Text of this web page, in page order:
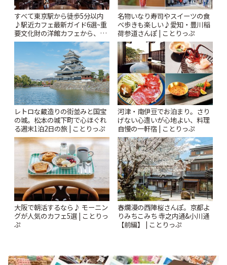
すべて東京駅から徒歩5分以内
♪駅近カフェ最新ガイド6選~重
要文化財の洋館カフェから、改
札すぐのレトロ喫茶まで~ | こと
名物いなり寿司やスイーツの食
べ歩きも楽しい♪愛知・豊川稲
荷参道さんぽ | ことりっぷ
レトロな蔵造りの街並みと国宝
の城。松本の城下町で心ほぐれ
る週末1泊2日の旅 | ことりっぷ
河津・南伊豆でお泊まり。さり
げない心遣いが心地よい、料理
自慢の一軒宿 | ことりっぷ
大阪で朝活するなら♪ モーニン
グが人気のカフェ5選 | ことりっ
ぷ
春爛漫の西陣桜さんぽ。京都よ
りみちこみち 寺之内通&小川通
【前編】 | ことりっぷ